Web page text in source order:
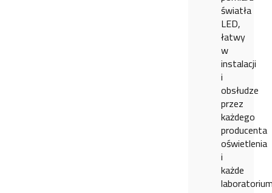
światła
LED,
łatwy
w
instalacji
i
obsłudze
przez
każdego
producenta
oświetlenia
i
każde